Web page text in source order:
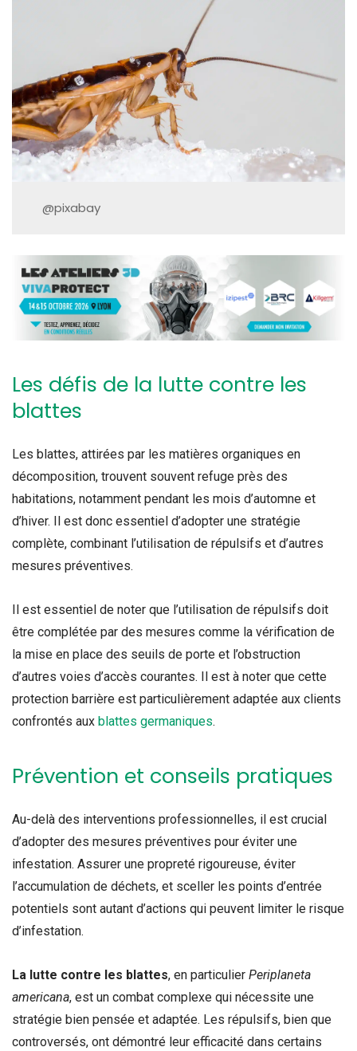
@pixabay
Les défis de la lutte contre les
blattes
Les blattes, attirées par les matières organiques en
décomposition, trouvent souvent refuge près des
habitations, notamment pendant les mois d’automne et
d’hiver. Il est donc essentiel d’adopter une stratégie
complète, combinant l’utilisation de répulsifs et d’autres
mesures préventives.
Il est essentiel de noter que l’utilisation de répulsifs doit
être complétée par des mesures comme la vérification de
la mise en place des seuils de porte et l’obstruction
d’autres voies d’accès courantes. Il est à noter que cette
protection barrière est particulièrement adaptée aux clients
confrontés aux blattes germaniques.
Prévention et conseils pratiques
Au-delà des interventions professionnelles, il est crucial
d’adopter des mesures préventives pour éviter une
infestation. Assurer une propreté rigoureuse, éviter
l’accumulation de déchets, et sceller les points d’entrée
potentiels sont autant d’actions qui peuvent limiter le risque
d’infestation.
La lutte contre les blattes, en particulier Periplaneta
americana, est un combat complexe qui nécessite une
stratégie bien pensée et adaptée. Les répulsifs, bien que
controversés, ont démontré leur efficacité dans certains